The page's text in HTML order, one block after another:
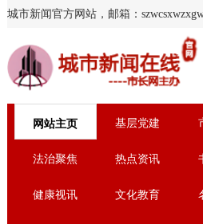
城市新闻官方网站，邮箱：
网站主页 基层党建
法治聚焦 热点资讯
健康视讯 文化教育